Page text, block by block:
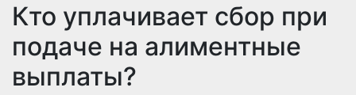
Кто уплачивает сбор при
подаче на алиментные
выплаты?